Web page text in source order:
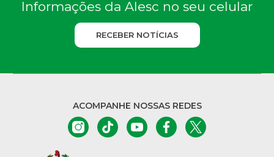
Informações da Alesc no seu celular
RECEBER NOTÍCIAS
ACOMPANHE NOSSAS REDES